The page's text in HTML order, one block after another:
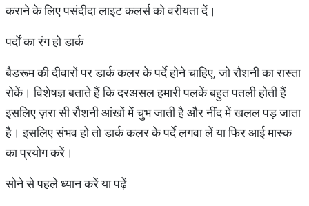
कराने के लिए पसंदीदा लाइट कलर्स को वरीयता दें।
पर्दों का रंग हो डार्क
बैडरूम की दीवारों पर डार्क कलर के पर्दे होने चाहिए, जो रौशनी का रास्ता
रोकें। विशेषज्ञ बताते हैं कि दरअसल हमारी पलकें बहुत पतली होती हैं
इसलिए ज़रा सी रौशनी आंखों में चुभ जाती है और नींद में खलल पड़ जाता
है। इसलिए संभव हो तो डार्क कलर के पर्दे लगवा लें या फिर आई मास्क
का प्रयोग करें।
सोने से पहले ध्यान करें या पढ़ें